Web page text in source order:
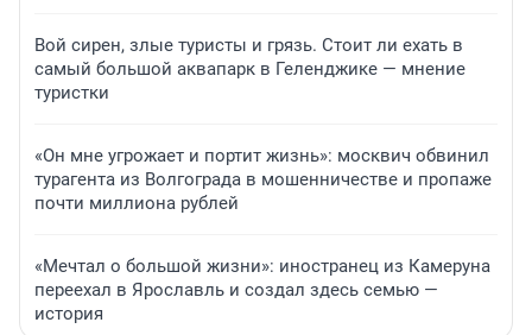
Вой сирен, злые туристы и грязь. Стоит ли ехать в
самый большой аквапарк в Геленджике — мнение
туристки
«Он мне угрожает и портит жизнь»: москвич обвинил
турагента из Волгограда в мошенничестве и пропаже
почти миллиона рублей
«Мечтал о большой жизни»: иностранец из Камеруна
переехал в Ярославль и создал здесь семью —
история